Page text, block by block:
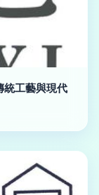
統工藝與現代